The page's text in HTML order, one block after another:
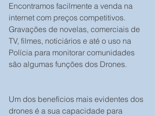
Encontramos facilmente a venda na
internet com preços competitivos.
Gravações de novelas, comerciais de
TV, filmes, noticiários e até o uso na
Polícia para monitorar comunidades
são algumas funções dos Drones.
Um dos benefícios mais evidentes dos
drones é a sua capacidade para